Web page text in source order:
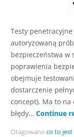
Testy
autoryzowaną
bezpieczeństwa w
poprawienia
obejmuje
dostarczenie
concept). Ma to
błędy… Continue
Otagowano co to